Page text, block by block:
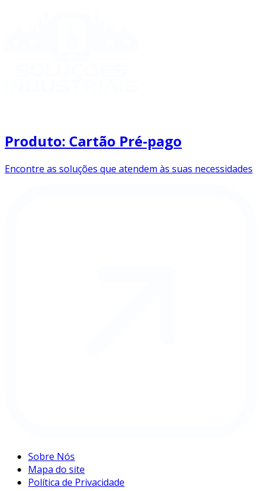
Produto: Cartão Pré-pago
Encontre as soluções que atendem às suas necessidades
Sobre Nós
Mapa do site
Política de Privacidade